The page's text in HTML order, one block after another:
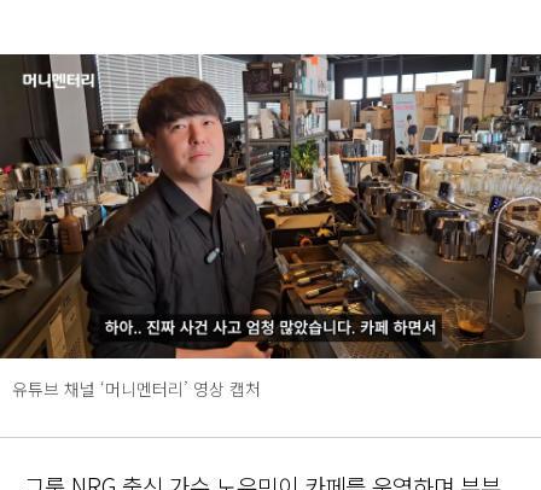
유튜브 채널 ‘머니멘터리’ 영상 캡처